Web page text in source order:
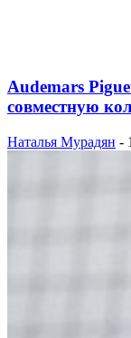
Audemars
совместную
Наталья Мурадян -